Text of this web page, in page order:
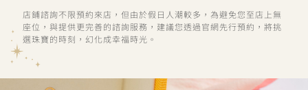
店鋪諮詢不限預約來店，但由於假日人潮較多，為避免您至店上無
座位，與提供更完善的諮詢服務，建議您透過官網先行預約，將挑
選珠寶的時刻，幻化成幸福時光。